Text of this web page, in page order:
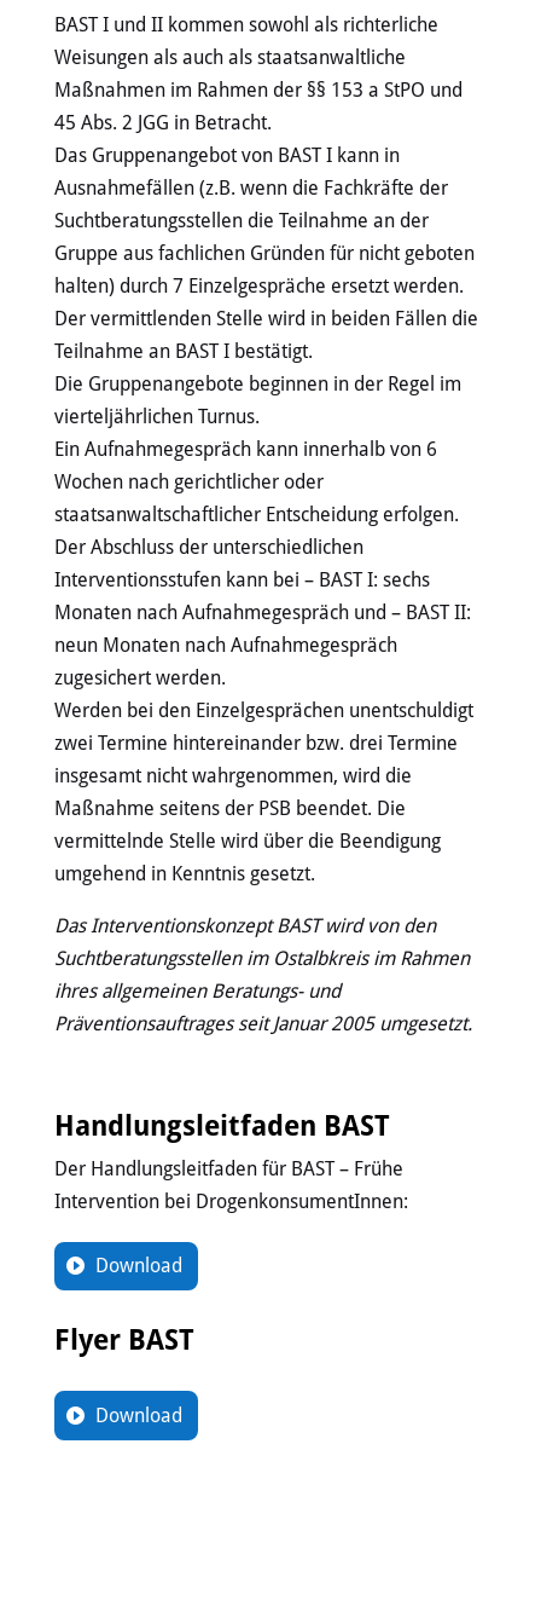
BAST I und II kommen sowohl als richterliche
Weisungen als auch als staatsanwaltliche
Maßnahmen im Rahmen der §§ 153 a StPO und
45 Abs. 2 JGG in Betracht.
Das Gruppenangebot von BAST I kann in
Ausnahmefällen (z.B. wenn die Fachkräfte der
Suchtberatungsstellen die Teilnahme an der
Gruppe aus fachlichen Gründen für nicht geboten
halten) durch 7 Einzelgespräche ersetzt werden.
Der vermittlenden Stelle wird in beiden Fällen die
Teilnahme an BAST I bestätigt.
Die Gruppenangebote beginnen in der Regel im
vierteljährlichen Turnus.
Ein Aufnahmegespräch kann innerhalb von 6
Wochen nach gerichtlicher oder
staatsanwaltschaftlicher Entscheidung erfolgen.
Der Abschluss der unterschiedlichen
Interventionsstufen kann bei – BAST I: sechs
Monaten nach Aufnahmegespräch und – BAST II:
neun Monaten nach Aufnahmegespräch
zugesichert werden.
Werden bei den Einzelgesprächen unentschuldigt
zwei Termine hintereinander bzw. drei Termine
insgesamt nicht wahrgenommen, wird die
Maßnahme seitens der PSB beendet. Die
vermittelnde Stelle wird über die Beendigung
umgehend in Kenntnis gesetzt.
Das Interventionskonzept BAST wird von den
Suchtberatungsstellen im Ostalbkreis im Rahmen
ihres allgemeinen Beratungs- und
Präventionsauftrages seit Januar 2005 umgesetzt.
Handlungsleitfaden BAST
Der Handlungsleitfaden für BAST – Frühe
Intervention bei DrogenkonsumentInnen:
Download
Flyer BAST
Download